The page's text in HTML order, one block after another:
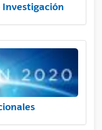
Investigación